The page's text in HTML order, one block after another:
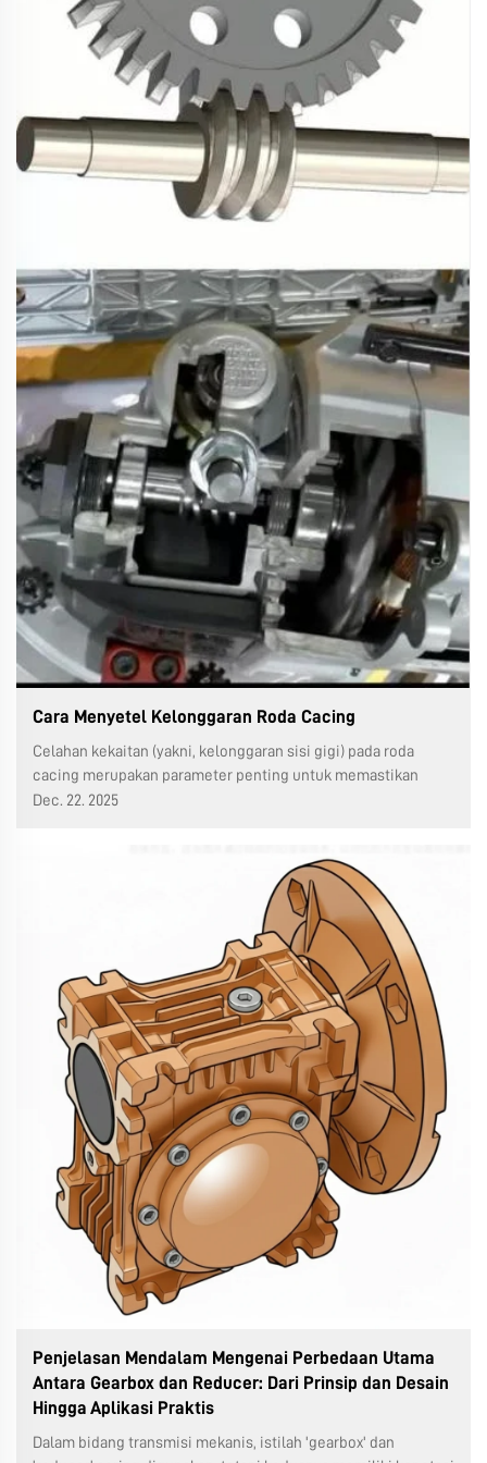
Cara Menyetel Kelonggaran Roda Cacing
Celahan kekaitan (yakni, kelonggaran sisi gigi) pada roda
cacing merupakan parameter penting untuk memastikan
stabilitas transmisi serta mengurangi guncangan dan
harus ditentukan berdasarkan tipe struktural peredam (kotak
terpisah, kotak integral, dll.), dan intinya adalah menyetel
celah kekaitan dengan mengubah posisi relatif antara roda
Dec. 22. 2025
Penjelasan Mendalam Mengenai Perbedaan Utama
Antara Gearbox dan Reducer: Dari Prinsip dan Desain
Hingga Aplikasi Praktis
Dalam bidang transmisi mekanis, istilah 'gearbox' dan